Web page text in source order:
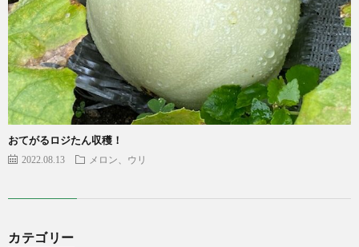
おてがるロジたん収穫！
2022.08.13 メロン、ウリ
カテゴリー